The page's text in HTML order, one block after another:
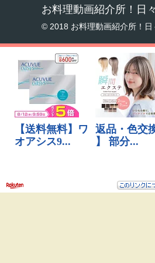
お料理動画紹介所！日
© 2018 お料理動画紹介所！日